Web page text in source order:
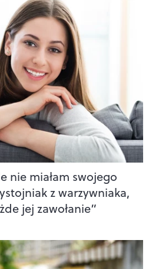
nie miałam swojego
z warzywniaka,
jej zawołanie”